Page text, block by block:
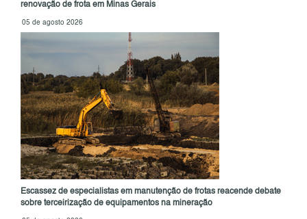
renovação de frota em Minas Gerais
05 de agosto 2026
Escassez de especialistas em manutenção de frotas reacende debate
sobre terceirização de equipamentos na mineração